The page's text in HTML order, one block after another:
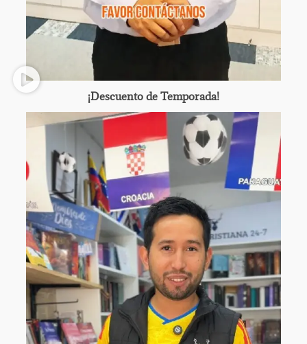
¡Descuento de Temporada!